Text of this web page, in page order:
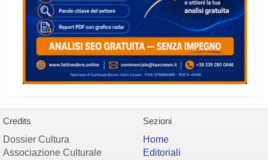
Credits
Dossier Cultura
Associazione Culturale
Sezioni
Home
Editoriali